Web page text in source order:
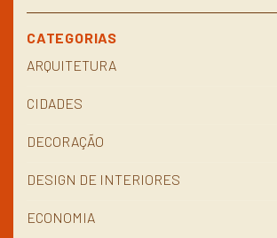
CATEGORIAS
ARQUITETURA
CIDADES
DECORAÇÃO
DESIGN DE INTERIORES
ECONOMIA